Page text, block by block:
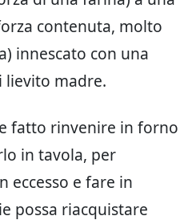
contenuta, molto
innescato con una
lievito madre.
fatto rinvenire in forno
in tavola, per
eccesso e fare in
possa riacquistare